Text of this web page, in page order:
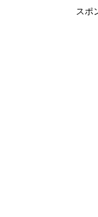
飯にいった時のこと
スポ